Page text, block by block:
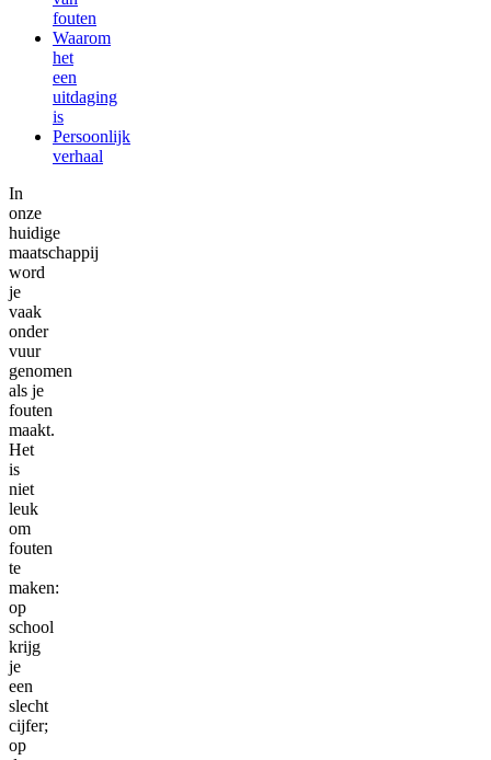
fouten
Waarom
het
een
uitdaging
is
Persoonlijk
verhaal
In
onze
huidige
maatschappij
word
je
vaak
onder
vuur
genomen
als je
fouten
maakt.
Het
is
niet
leuk
om
fouten
te
maken:
op
school
krijg
je
een
slecht
cijfer;
op